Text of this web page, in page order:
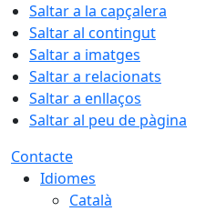
Saltar a la capçalera
Saltar al contingut
Saltar a imatges
Saltar a relacionats
Saltar a enllaços
Saltar al peu de pàgina
Contacte
Idiomes
Català